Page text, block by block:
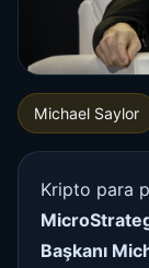
Michael Saylor
Kripto para
Başkanı